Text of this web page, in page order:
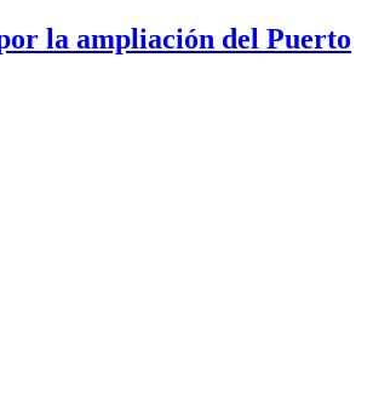
la ampliación del Puerto